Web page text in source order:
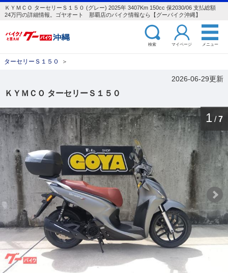
ＫＹＭＣＯ ターセリーＳ１５０ (グレー) 2025年 3407Km 150cc 保2030/06 支払総額
24万円の詳細情報。ゴヤオート 那覇店のバイク情報なら【グーバイク沖縄】
検索 マイページ メニュー
ターセリーＳ１５０ ＞
2026-06-29更新
ＫＹＭＣＯ ターセリーＳ１５０
1 / 7